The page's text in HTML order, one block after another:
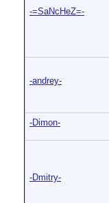
-=SaNcHeZ=-
-andrey-
-Dimon-
-Dmitry-